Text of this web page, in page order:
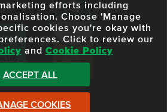
efforts including
Choose 'Manage
cookies you're okay with
Click to review our
and Cookie Policy
ACCEPT ALL
COOKIES